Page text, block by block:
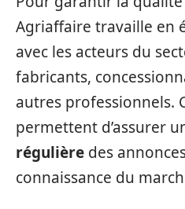
Agriaffaire travaille en
avec les acteurs du
fabricants,
autres professionnels.
permettent d’assurer
régulière des
connaissance du